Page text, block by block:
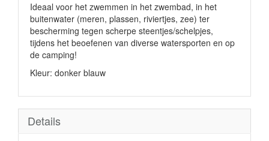
Ideaal voor het zwemmen in het zwembad, in het
buitenwater (meren, plassen, riviertjes, zee) ter
bescherming tegen scherpe steentjes/schelpjes,
tijdens het beoefenen van diverse watersporten en op
de camping!
Kleur: donker blauw
Details